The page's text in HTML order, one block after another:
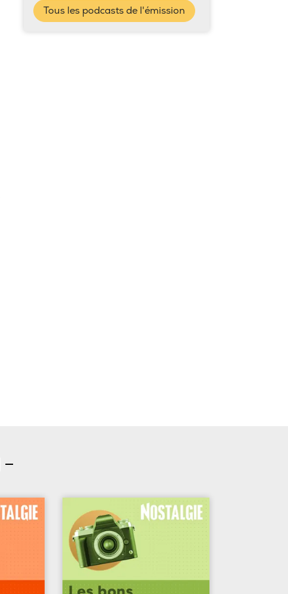
Tous les podcasts de l'émission